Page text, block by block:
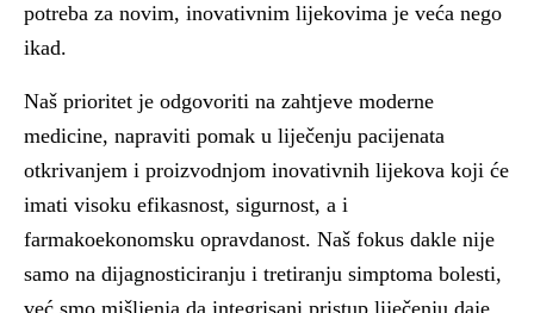
potreba za novim, inovativnim lijekovima je veća nego
ikad.
Naš prioritet je odgovoriti na zahtjeve moderne
medicine, napraviti pomak u liječenju pacijenata
otkrivanjem i proizvodnjom inovativnih lijekova koji će
imati visoku efikasnost, sigurnost, a i
farmakoekonomsku opravdanost. Naš fokus dakle nije
samo na dijagnosticiranju i tretiranju simptoma bolesti,
već smo mišljenja da integrisani pristup liječenju daje